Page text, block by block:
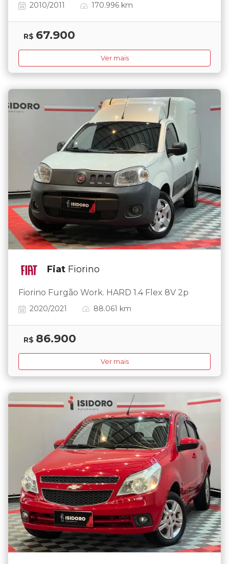
2010/2011 170.996 km
R$ 67.900
Ver mais
Fiat Fiorino
Fiorino Furgão Work. HARD 1.4 Flex 8V 2p
2020/2021 88.061 km
R$ 86.900
Ver mais